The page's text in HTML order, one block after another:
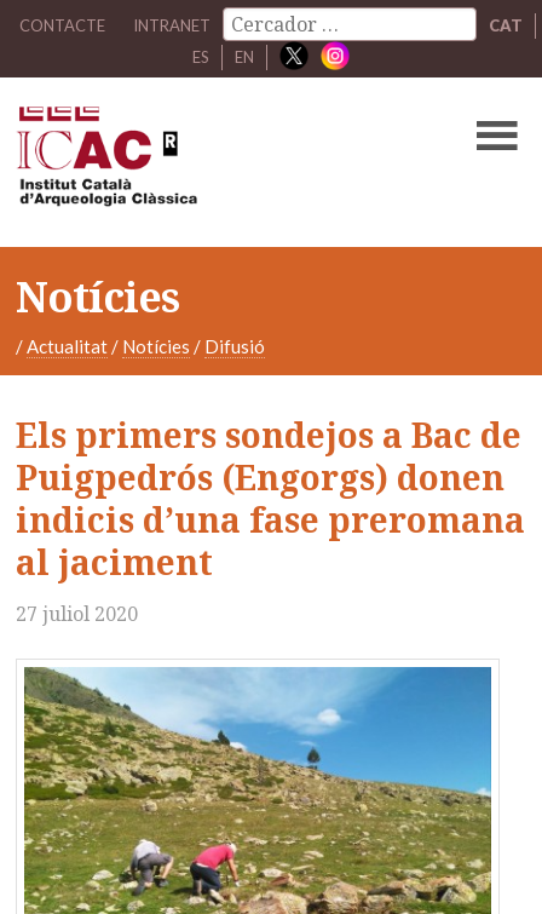
CONTACTE INTRANET
CAT
ES
EN
Notícies
/Actualitat/ Notícies / Difusió
Els primers sondejos a Bac de
Puigpedrós (Engorgs) donen
indicis d’una fase preromana
al jaciment
27 juliol 2020